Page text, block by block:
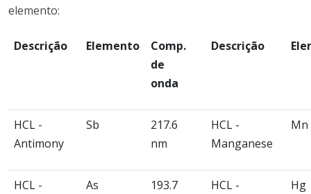
elemento:
Descrição Elemento
Comp.
de
onda
Descrição
HCL -
Antimony
Sb
217.6
nm
HCL -
Manganese
Mn
HCL -
As
193.7
HCL -
Hg